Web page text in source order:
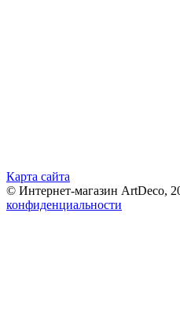
Карта сайта
© Интернет-магазин ArtDeco,
конфиденциальности